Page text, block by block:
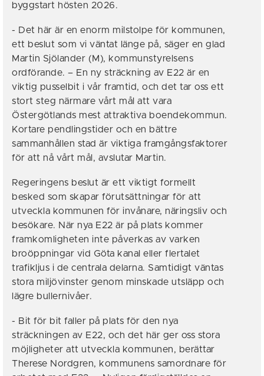
byggstart hösten 2026.
- Det här är en enorm milstolpe för kommunen,
ett beslut som vi väntat länge på, säger en glad
Martin Sjölander (M), kommunstyrelsens
ordförande. – En ny sträckning av E22 är en
viktig pusselbit i vår framtid, och det tar oss ett
stort steg närmare vårt mål att vara
Östergötlands mest attraktiva boendekommun.
Kortare pendlingstider och en bättre
sammanhållen stad är viktiga framgångsfaktorer
för att nå vårt mål, avslutar Martin.
Regeringens beslut är ett viktigt formellt
besked som skapar förutsättningar för att
utveckla kommunen för invånare, näringsliv och
besökare. När nya E22 är på plats kommer
framkomligheten inte påverkas av varken
broöppningar vid Göta kanal eller flertalet
trafikljus i de centrala delarna. Samtidigt väntas
stora miljövinster genom minskade utsläpp och
lägre bullernivåer.
- Bit för bit faller på plats för den nya
sträckningen av E22, och det här ger oss stora
möjligheter att utveckla kommunen, berättar
Therese Nordgren, kommunens samordnare för